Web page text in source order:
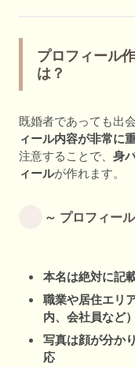
プロフィール
は？
既婚者であっても出
ィール内容が非常に
注意することで、 身
ィールが作れます。
～ プロフィー
本名は絶対に記
職業や居住エリ
内、会社員など）
写真は顔が分か
応